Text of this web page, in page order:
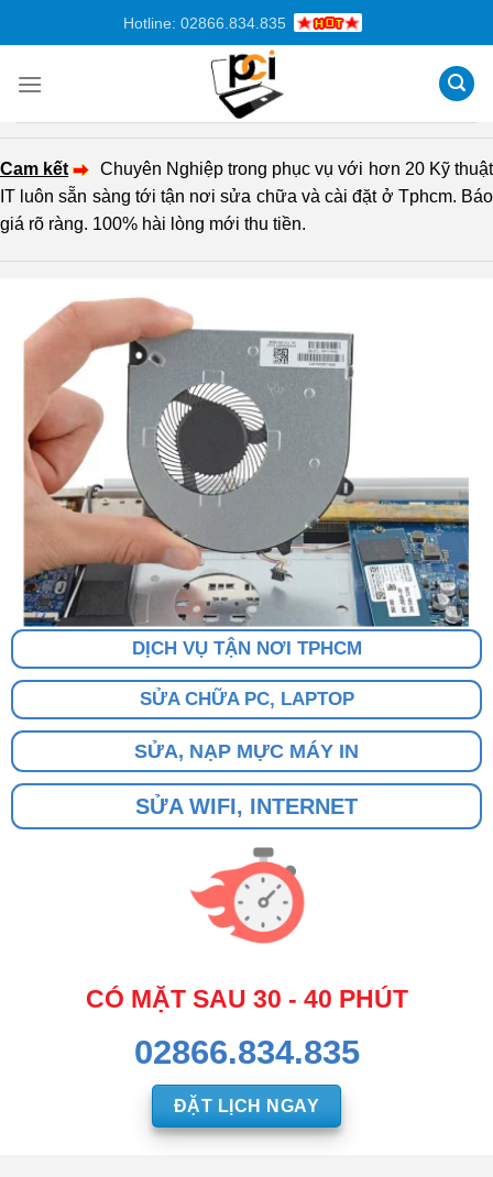
dung
Hotline: 02866.834.835
Cam kết
Chuyên Nghiệp trong phục vụ với hơn 20 Kỹ thuật
IT luôn sẵn sàng tới tận nơi sửa chữa và cài đặt ở Tphcm. Báo
giá rõ ràng. 100% hài lòng mới thu tiền.
DỊCH VỤ TẬN NƠI TPHCM
SỬA CHỮA PC, LAPTOP
SỬA, NẠP MỰC MÁY IN
SỬA WIFI, INTERNET
CÓ MẶT SAU 30 - 40 PHÚT
02866.834.835
ĐẶT LỊCH NGAY